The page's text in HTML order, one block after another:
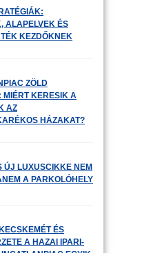
ALAPELVEK ÉS
KEZDŐKNEK
ZÖLD
MIÉRT KERESIK A
AZ
HÁZAKAT?
ÚJ LUXUSCIKKE NEM
A PARKOLÓHELY
ÉS
A HAZAI IPARI-